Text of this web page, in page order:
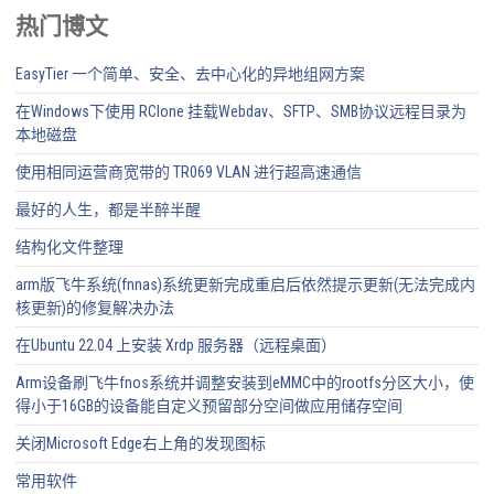
热门博文
EasyTier 一个简单、安全、去中心化的异地组网方案
在Windows下使用 RClone 挂载Webdav、SFTP、SMB协议远程目录为
本地磁盘
使用相同运营商宽带的 TR069 VLAN 进行超高速通信
最好的人生，都是半醉半醒
结构化文件整理
arm版飞牛系统(fnnas)系统更新完成重启后依然提示更新(无法完成内
核更新)的修复解决办法
在Ubuntu 22.04 上安装 Xrdp 服务器（远程桌面）
Arm设备刷飞牛fnos系统并调整安装到eMMC中的rootfs分区大小，使
得小于16GB的设备能自定义预留部分空间做应用储存空间
关闭Microsoft Edge右上角的发现图标
常用软件